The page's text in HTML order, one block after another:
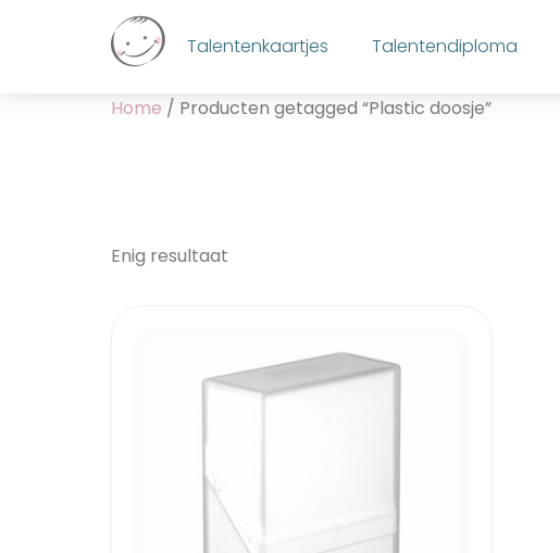
Talentenkaartjes Talentendiploma
Home / Producten getagged “Plastic doosje”
Enig resultaat